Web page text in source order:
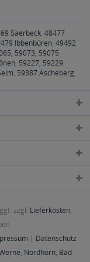
Saerbeck, 48477
Ibbenbüren, 49492
59073, 59075
, 59227, 59229
, 59387 Ascheberg,
zzgl. Lieferkosten,
| Datenschutz
, Nordhorn, Bad